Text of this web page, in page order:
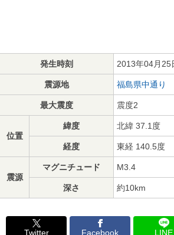
発生時刻 2013年04月25
震源地 福島県中通り
最大震度 震度2
位置
緯度 北緯 37.1度
経度 東経 140.5度
震源
マグニチュード M3.4
深さ 約10km
Twitter Facebook LINE